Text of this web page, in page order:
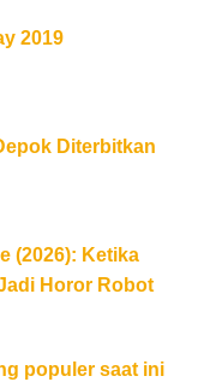
2019
Diterbitkan
(2026): Ketika
Horor Robot
populer saat ini